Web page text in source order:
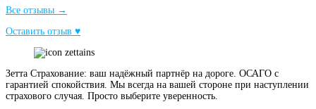
Все отзывы →
Оставить отзыв ♥
Зетта Страхование: ваш надёжный партнёр на дороге. ОСАГО с
гарантией спокойствия. Мы всегда на вашей стороне при наступлении
страхового случая. Просто выберите уверенность.